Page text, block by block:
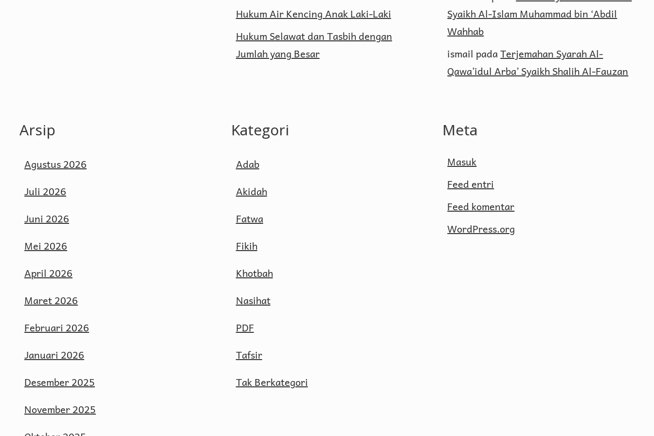
Hukum Air Kencing Anak Laki-Laki
Hukum Selawat dan Tasbih dengan
Jumlah yang Besar
Syaikh Al-Islam Muhammad bin ‘Abdil
Wahhab
ismail padaTerjemahan Syarah Al-
Qawa’idul Arba’ Syaikh Shalih Al-Fauzan
Arsip
Agustus 2026
Juli 2026
Juni 2026
Mei 2026
April 2026
Maret 2026
Februari 2026
Januari 2026
Desember 2025
November 2025
Kategori
Adab
Akidah
Fatwa
Fikih
Khotbah
Nasihat
PDF
Tafsir
Tak Berkategori
Meta
Masuk
Feed entri
Feed komentar
WordPress.org